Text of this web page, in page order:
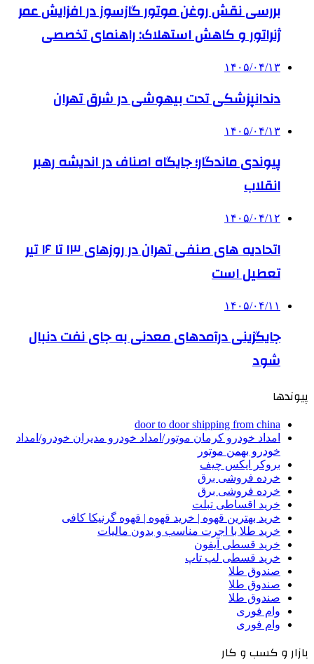
بررسی نقش روغن موتور گازسوز در افزایش عمر
ژنراتور و کاهش استهلاک: راهنمای تخصصی
۱۴۰۵/۰۴/۱۳
دندانپزشکی تحت بیهوشی در شرق تهران
۱۴۰۵/۰۴/۱۳
پیوندی ماندگار؛ جایگاه اصناف در اندیشه رهبر
انقلاب
۱۴۰۵/۰۴/۱۲
اتحادیه های صنفی تهران در روزهای ۱۳ تا ۱۶ تیر
تعطیل است
۱۴۰۵/۰۴/۱۱
جایگزینی درآمدهای معدنی به جای نفت دنبال
شود
پیوندها
door to door shipping from china
امداد خودرو کرمان موتور/امداد خودرو مدیران خودرو/امداد
خودرو بهمن موتور
بروکر ایکس چیف
خرده فروشی برق
خرده فروشی برق
خرید اقساطی تبلت
خرید بهترین قهوه | خرید قهوه | قهوه گرنیکا کافی
خرید طلا با اجرت مناسب و بدون مالیات
خرید قسطی آیفون
خرید قسطی لپ تاپ
صندوق طلا
صندوق طلا
صندوق طلا
وام فوری
وام فوری
بازار و کسب و کار